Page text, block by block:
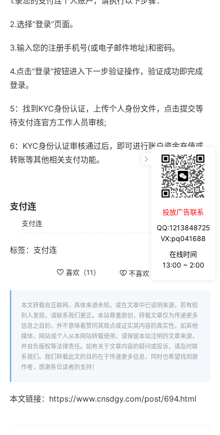
2.选择“登录”页面。
3.输入您的注册手机号(或电子邮件地址)和密码。
4.点击“登录”按钮进入下一步验证操作，验证成功即完成
登录。
5：找到KYC身份认证，上传个人身份文件，点击提交等
待支付连官方工作人员审核;
6：KYC身份认证审核通过后，即可进行账户资金充值或
转账等其他相关支付功能。
支付连
支付连
标签： 支付连
喜欢（11） 不喜欢（
本文转载自互联网，具体来源未知，或在文章中已说明来源，若有权
利人发现，请联系我们更正。本站尊重原创，转载文章仅为传递更多
信息之目的，并不意味着赞同其观点或证实其内容的真实性。如其他
媒体、网站或个人从本网站转载使用，请保留本站注明的文章来源，
并自负版权等法律责任。如有关于文章内容的疑问或投诉，请及时联
系我们。我们转载此文的目的在于传递更多信息，同时也希望找到原
作者，感谢各位读者的支持！
本文链接： https://www.cnsdgy.com/post/694.html
投放广告联系
QQ:1213848725
VX:pq041688
在线时间
13:00 ~ 2:00